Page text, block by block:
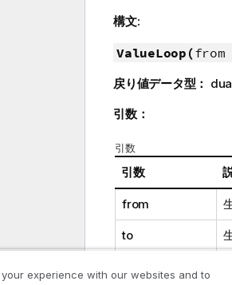
構文:
ValueLoop(
戻り値データ型：
引数：
引数
引数
from
to
experience with our websites and to